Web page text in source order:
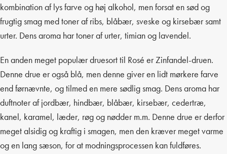
kombination af lys farve og høj alkohol, men forsat en sød og
frugtig smag med toner af ribs, blåbær, sveske og kirsebær samt
urter. Dens aroma har toner af urter, timian og lavendel.
En anden meget populær druesort til Rosé er Zinfandel-druen.
Denne drue er også blå, men denne giver en lidt mørkere farve
end førnævnte, og tilmed en mere sødlig smag. Dens aroma har
duftnoter af jordbær, hindbær, blåbær, kirsebær, cedertræ,
kanel, karamel, læder, røg og nødder m.m. Denne drue er derfor
meget alsidig og kraftig i smagen, men den kræver meget varme
og en lang sæson, for at modningsprocessen kan fuldføres.